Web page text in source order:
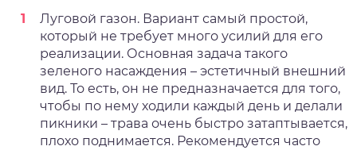
Луговой газон. Вариант самый простой,
который не требует много усилий для его
реализации. Основная задача такого
зеленого насаждения – эстетичный внешний
вид. То есть, он не предназначается для того,
чтобы по нему ходили каждый день и делали
пикники – трава очень быстро затаптывается,
плохо поднимается. Рекомендуется часто